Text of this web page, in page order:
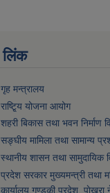
लिंक
गृह मन्त्रालय
राष्टि्ृय योजना आयोग
शहरी बिकास तथा भवन निर्माण
सङ्घीय मामिला तथा सामान्य
स्थानीय शासन तथा सामुदायिक
प्रदेश सरकार मुख्यमन्त्री तथा
कार्यालय,गण्डकी प्रदेश, पाेखरा